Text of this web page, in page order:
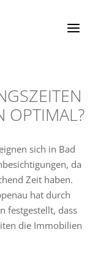
OPTIMAL?
sich in Bad
da
Zeit haben.
hat durch
festgestellt, dass
die Immobilien